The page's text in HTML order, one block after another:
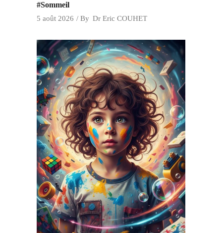
#Sommeil
5 août 2026 By Dr Eric COUHET